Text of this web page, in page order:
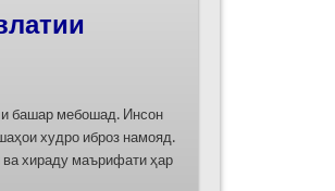
муштараки
абрешим: гузаргоҳи
Қирғизистон,